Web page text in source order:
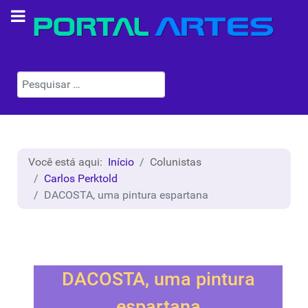
Pesquisar
Você está aqui: Início
Colunistas
Carlos Perktold
DACOSTA, uma pintura espartana
DACOSTA, uma pintura